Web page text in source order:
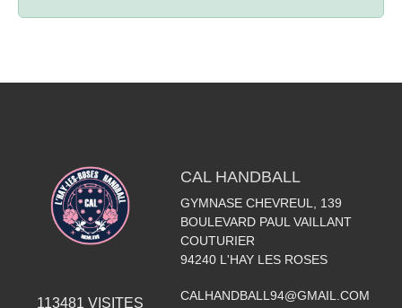
113481 VISITES
CAL HANDBALL
GYMNASE CHEVREUL, 139
BOULEVARD PAUL VAILLANT
COUTURIER
94240 L'HAY LES ROSES
CALHANDBALL94@GMAIL.COM